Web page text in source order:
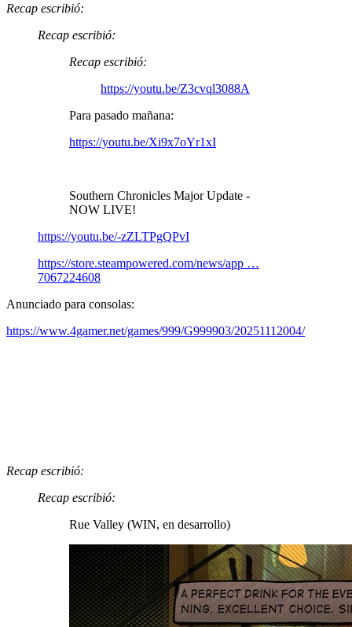
Recap escribió:
Recap escribió:
Recap escribió:
https://youtu.be/Z3cvql3088A
Para pasado mañana:
https://youtu.be/Xi9x7oYr1xI
Southern Chronicles Major Update -
NOW LIVE!
https://youtu.be/-zZLTPgQPvI
https://store.steampowered.com/news/app …
7067224608
Anunciado para consolas:
https://www.4gamer.net/games/999/G999903/20251112004/
Recap escribió:
Recap escribió:
Rue Valley (WIN, en desarrollo)